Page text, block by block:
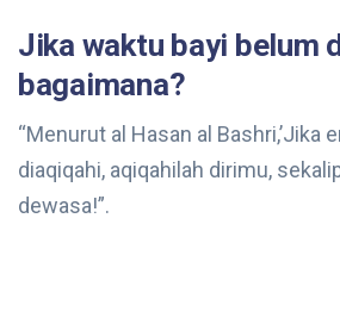
Jika waktu bayi belum
bagaimana?
“Menurut al Hasan al Bashri,’Jika
diaqiqahi, aqiqahilah dirimu,
dewasa!”.